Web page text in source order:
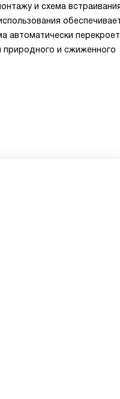
и схема
автоматически перекроет
природного и сжиженного